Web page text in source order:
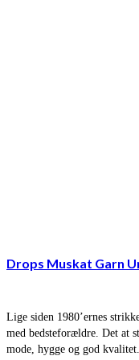
Drops Muskat Garn
Lige siden 1980’ernes
med bedsteforældre. Det at
mode, hygge og god